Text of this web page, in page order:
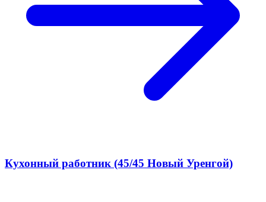
Кухонный работник (45/45 Новый Уренгой)